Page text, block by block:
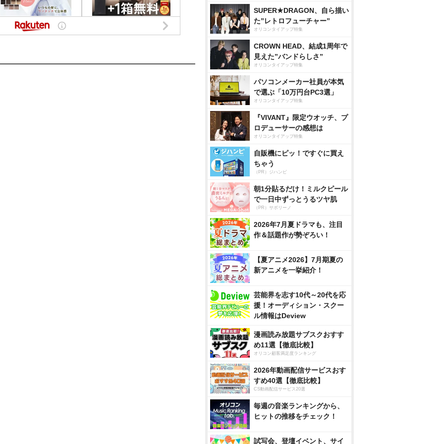
SUPER★DRAGON、自ら描い
た”レトロフューチャー”
オリコンタイアップ特集
CROWN HEAD、結成1周年で
見えた”バンドらしさ”
オリコンタイアップ特集
パソコンメーカー社員が本気
で選ぶ「10万円台PC3選」
オリコンタイアップ特集
『VIVANT』限定ウオッチ、プ
ロデューサーの感想は
オリコンタイアップ特集
自販機にピッ！ですぐに買え
ちゃう
（PR）ジハンピ
朝1分貼るだけ！ミルクピール
で一日中ずっとうるツヤ肌
（PR）サボリーノ
2026年7月夏ドラマも、注目
作＆話題作が勢ぞろい！
【夏アニメ2026】7月期夏の
新アニメを一挙紹介！
芸能界を志す10代～20代を応
援！オーディション・スクー
ル情報はDeview
漫画読み放題サブスクおすす
め11選【徹底比較】
オリコン顧客満足度ランキング
2026年動画配信サービスおす
すめ40選【徹底比較】
CS動画配信サービス20選
毎週の音楽ランキングから、
ヒットの推移をチェック！
試写会、登壇イベント、サイ